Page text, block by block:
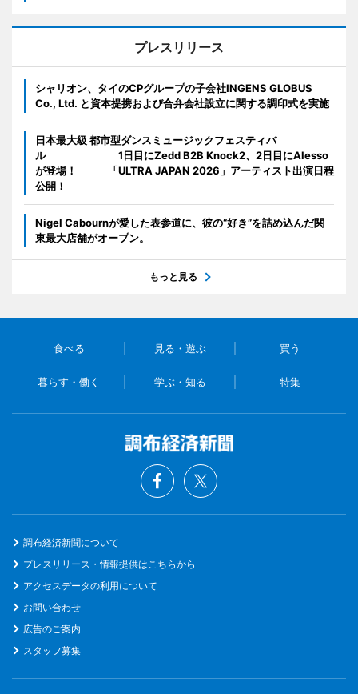
プレスリリース
シャリオン、タイのCPグループの子会社INGENS GLOBUS
Co., Ltd. と資本提携および合弁会社設立に関する調印式を実施
日本最大級 都市型ダンスミュージックフェスティバ
ル 1日目にZedd B2B Knock2、2日目にAlesso
が登場！ 「ULTRA JAPAN 2026」アーティスト出演日程
公開！
Nigel Cabournが愛した表参道に、彼の“好き”を詰め込んだ関
東最大店舗がオープン。
もっと見る
食べる 見る・遊ぶ 買う
暮らす・働く 学ぶ・知る 特集
調布経済新聞について
プレスリリース・情報提供はこちらから
アクセスデータの利用について
お問い合わせ
広告のご案内
スタッフ募集